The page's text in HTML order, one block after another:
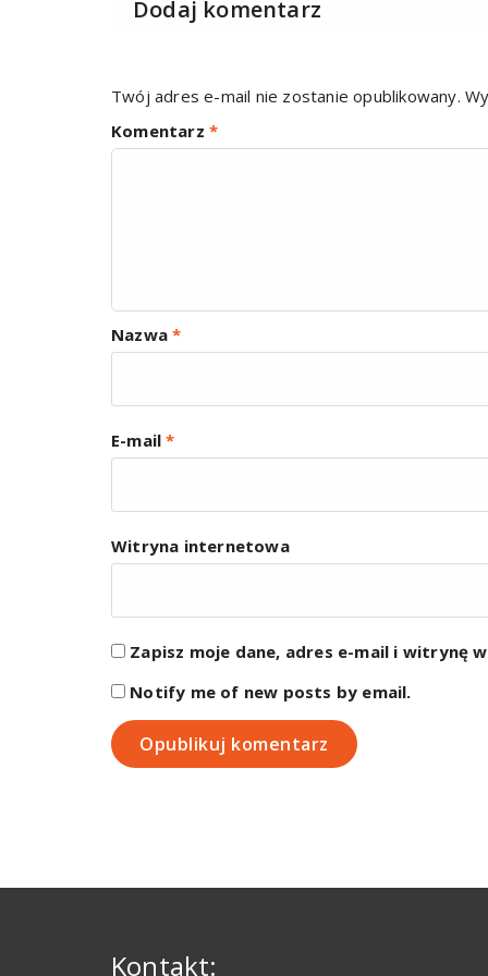
Dodaj komentarz
Twój adres e-mail nie zostanie opublikowany.
Komentarz *
Nazwa*
E-mail*
Witryna internetowa
Zapisz moje dane, adres e-mail i witrynę
Notify me of new posts by email.
Kontakt: